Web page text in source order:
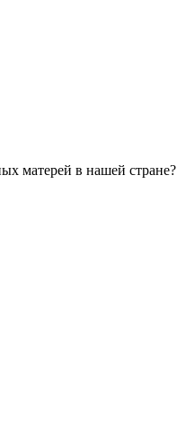
матерей в нашей стране?